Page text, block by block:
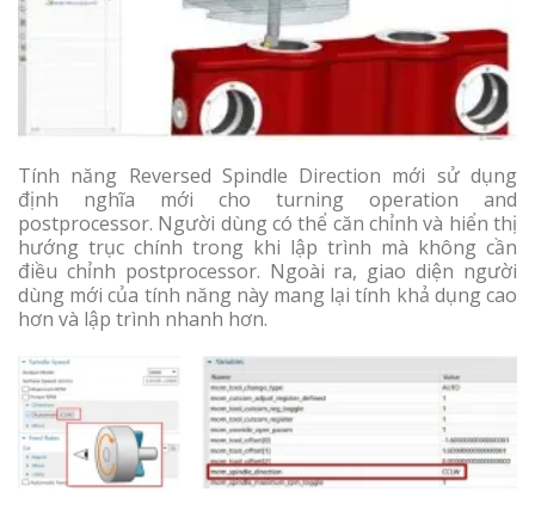
Tính năng Reversed Spindle Direction mới sử dụng
định nghĩa mới cho turning operation and
postprocessor. Người dùng có thể căn chỉnh và hiển thị
hướng trục chính trong khi lập trình mà không cần
điều chỉnh postprocessor. Ngoài ra, giao diện người
dùng mới của tính năng này mang lại tính khả dụng cao
hơn và lập trình nhanh hơn.